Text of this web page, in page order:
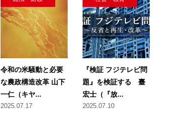
令和の米騒動と必要
な農政構造改革 山下
一仁（キヤ...
2025.07.17
『検証 フジテレビ問
題』を検証する 臺
宏士（『放...
2025.07.10